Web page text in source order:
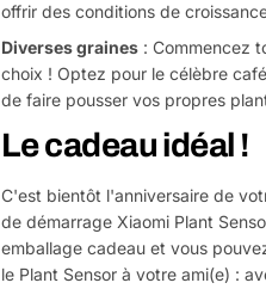
offrir des conditions de
Diverses graines : Commencez
choix ! Optez pour le célèbre
de faire pousser vos propres
Le cadeau idéal !
C'est bientôt l'anniversaire de
de démarrage Xiaomi Plant
emballage cadeau et vous
le Plant Sensor à votre ami(e) :